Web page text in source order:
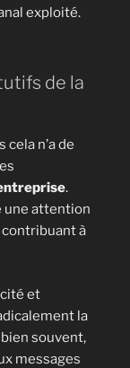
exploité.
de la
cela n’a de
.
une attention
à
et
la
bien souvent,
messages